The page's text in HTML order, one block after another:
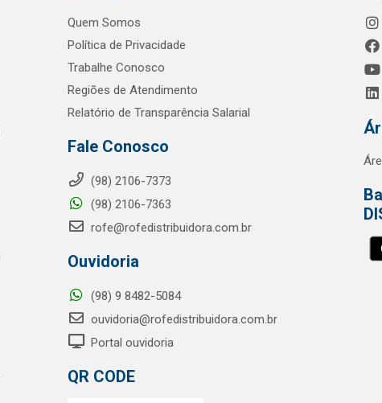
Quem Somos
Política de Privacidade
Trabalhe Conosco
Regiões de Atendimento
Relatório de Transparência Salarial
Fale Conosco
(98) 2106-7373
(98) 2106-7363
rofe@rofedistribuidora.com.br
Ouvidoria
(98) 9 8482-5084
ouvidoria@rofedistribuidora.com.br
Portal ouvidoria
QR CODE